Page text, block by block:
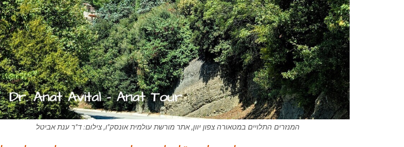
המנזרים התלויים במטאורה צפון יוון, אתר מורשת עולמית אונסק"ו, צילום: ד"ר ענת אביטל